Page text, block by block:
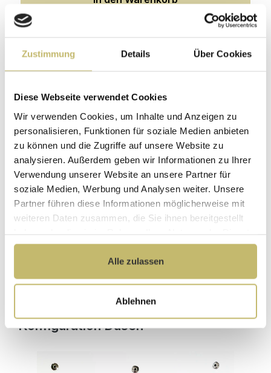
Zustimmung Details Über Cookies
Diese Webseite verwendet Cookies
Wir verwenden Cookies, um Inhalte und Anzeigen zu
personalisieren, Funktionen für soziale Medien anbieten
zu können und die Zugriffe auf unsere Website zu
analysieren. Außerdem geben wir Informationen zu Ihrer
Verwendung unserer Website an unsere Partner für
soziale Medien, Werbung und Analysen weiter. Unsere
Partner führen diese Informationen möglicherweise mit
weiteren Daten zusammen, die Sie ihnen bereitgestellt
gesammelt haben.
Alle zulassen
Ablehnen
Tausch auf Koller Niedrigenergie
Wasserpumpe
Lieferbar 31.08.-02.09.
In den Warenkorb
Produktgalerie überspringen
Konfiguration Düsen